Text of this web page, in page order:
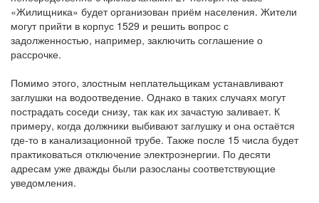
«Жилищника» будет организован приём населения. Жители
могут прийти в корпус 1529 и решить вопрос с
задолженностью, например, заключить соглашение о
рассрочке.
Помимо этого, злостным неплательщикам устанавливают
заглушки на водоотведение. Однако в таких случаях могут
пострадать соседи снизу, так как их зачастую заливает. К
примеру, когда должники выбивают заглушку и она остаётся
где-то в канализационной трубе. Также после 15 числа будет
практиковаться отключение электроэнергии. По десяти
адресам уже дважды были разосланы соответствующие
уведомления.